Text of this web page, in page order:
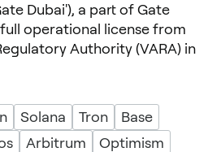
Dubai'), a part of Gate
operational license from
Authority (VARA) in
Solana Tron
Base
Arbitrum
Optimism